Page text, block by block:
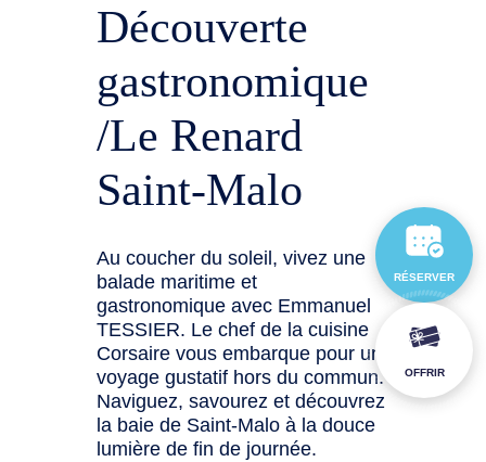
Découverte
gastronomique
/Le Renard
Saint-Malo
Au coucher du soleil, vivez une
balade maritime et
gastronomique avec Emmanuel
TESSIER. Le chef de la cuisine
Corsaire vous embarque pour un
voyage gustatif hors du commun.
Naviguez, savourez et découvrez
la baie de Saint-Malo à la douce
lumière de fin de journée.
RÉSERVER
OFFRIR